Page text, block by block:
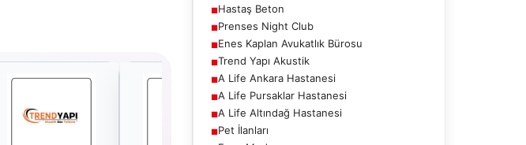
■Hastaş Beton
■Prenses Night Club
■Enes Kaplan Avukatlık Bürosu
■Trend Yapı Akustik
■A Life Ankara Hastanesi
■A Life Pursaklar Hastanesi
■A Life Altındağ Hastanesi
■Pet İlanları